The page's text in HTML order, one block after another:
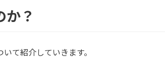
？
て紹介していきます。